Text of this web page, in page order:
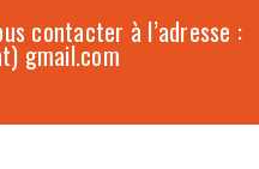
contacter à l’adresse :
gmail.com